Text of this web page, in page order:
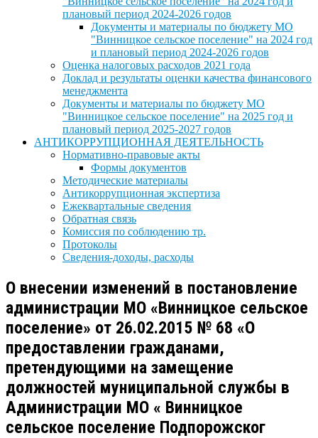
плановый период 2024-2026 годов
Документы и материалы по бюджету МО
"Винницкое сельское поселение" на 2024 год
и плановый период 2024-2026 годов
Оценка налоговых расходов 2021 года
Доклад и результаты оценки качества финансового
менеджмента
Документы и материалы по бюджету МО
"Винницкое сельское поселение" на 2025 год и
плановый период 2025-2027 годов
АНТИКОРРУПЦИОННАЯ ДЕЯТЕЛЬНОСТЬ
Нормативно-правовые акты
Формы документов
Методические материалы
Антикоррупционная экспертиза
Ежеквартальные сведения
Обратная связь
Комиссия по соблюдению тр.
Протоколы
Сведения-доходы, расходы
О внесении изменений в постановление
администрации МО «Винницкое сельское
поселение» от 26.02.2015 № 68 «О
предоставлении гражданами,
претендующими на замещение
должностей муниципальной службы в
Администрации МО « Винницкое
сельское поселение Подпорожског